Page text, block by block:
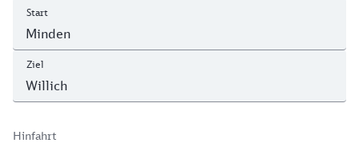
Start
Ziel
Hinfahrt